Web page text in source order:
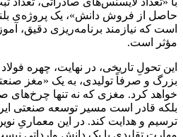
حاصل از فروش دانش»، یک پروژه‌ی
است که نیازمند برنامه‌ریزی دقیق،
مؤثر است.
این تحولِ تاریخی، در نهایت، چهره
بزرگ و صرفاً تولیدی، به یک «مغز
خواهد کرد. مغزی که نه تنها چرخ‌های
بلکه قادر است مسیر توسعه صنعتی
ترسیم و هدایت کند. در این معماریِ
مهارتِ تقلیدی یا یک دانشِ وارداتی